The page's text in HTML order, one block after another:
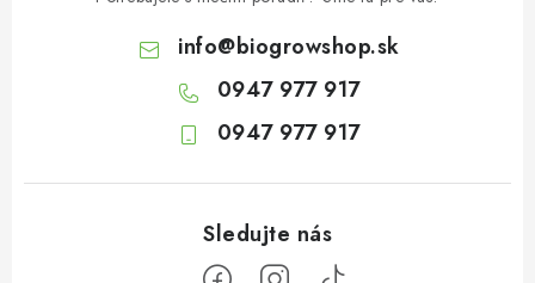
info@biogrowshop.sk
0947 977 917
0947 977 917